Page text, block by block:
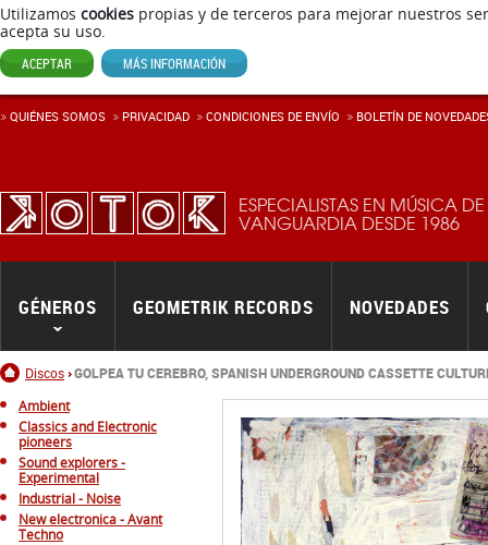
Utilizamos cookies propias y de terceros para mejorar nuestros
acepta su uso.
ACEPTAR MÁS INFORMACIÓN
ESPECIALISTAS EN MÚSICA DE
VANGUARDIA DESDE 1986
Inicio
Discos GOLPEA TU CEREBRO, SPANISH UNDERGROUND CASSETTE
GÉNEROS GEOMETRIK RECORDS NOVEDADES
QUIÉNES SOMOS PRIVACIDAD CONDICIONES DE ENVÍ­O BOLETÍN DE
Ambient
Classics and Electronic
pioneers
Sound explorers -
Experimental
Industrial - Noise
New electronica - Avant
Techno